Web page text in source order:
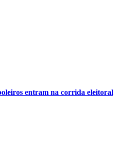
entram na corrida eleitoral